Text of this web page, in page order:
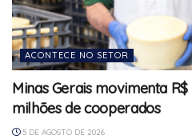
ACONTECE NO SETOR
Minas Gerais movimenta
milhões de cooperados
5 DE AGOSTO DE 2026